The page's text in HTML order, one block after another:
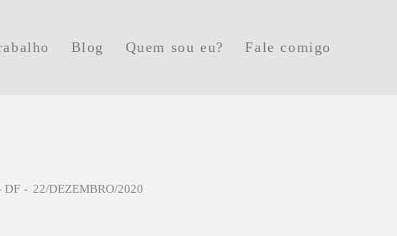
Blog Quem sou eu? Fale comigo
DF 22/DEZEMBRO/2020